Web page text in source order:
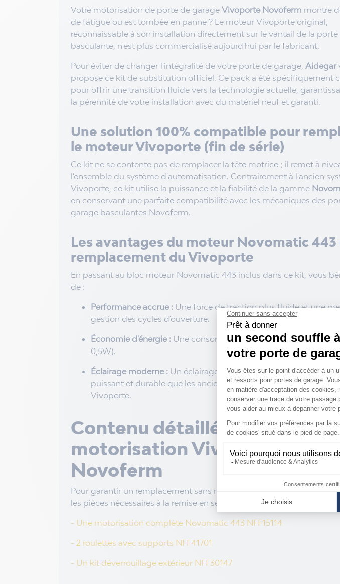
Votre motorisation de porte de garage Vivoporte Novoferm montre
de fatigue ou est tombée en panne ? Le moteur Vivoporte original,
reconnaissable à son installation directement sur le vantail de la porte
basculante, n'est plus commercialisé aujourd'hui par le fabricant.
Pour éviter de changer l'intégralité de votre porte de garage, Aidegar
propose ce kit de substitution officiel. Ce pack a été spécifiquement
pour offrir une transition fluide vers la technologie actuelle,
la pérennité de votre installation avec du matériel neuf et garanti.
Une solution 100% compatible pour
le moteur Vivoporte (fin de série)
Ce kit ne se contente pas de remplacer la tête motrice ; il remet à
l'ensemble du système d'automatisation. Contrairement à l'ancien
Vivoporte, ce kit utilise la puissance et la fiabilité de la gamme
en conservant une parfaite compatibilité avec les mécaniques des
garage basculantes Novoferm.
Les avantages du moteur Novomatic 443
remplacement du Vivoporte
En passant au bloc moteur Novomatic 443 inclus dans ce kit, vous
de :
Performance accrue : Une force de traction plus fluide et une
gestion des cycles d'ouverture.
Économie d'énergie : Une consommation en veille ultra-réduite
0,5W).
Éclairage moderne : Un éclairage de courtoisie à LED intégré,
puissant et durable que les anciennes ampoules à
Vivoporte.
Contenu détaillé du kit de
motorisation Vivoporte
Novoferm
Pour garantir un remplacement sans mauvaise surprise, ce kit
les pièces nécessaires à la remise en service de votre porte.
- Une motorisation complète Novomatic 443 NFF15114
- 2 roulettes avec supports NFF41701
- Un kit déverrouillage extérieur NFF30147